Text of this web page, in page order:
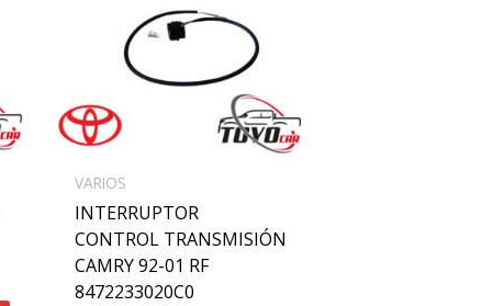
VARIOS
INTERRUPTOR
CONTROL TRANSMISIÓN
CAMRY 92-01 RF
8472233020C0